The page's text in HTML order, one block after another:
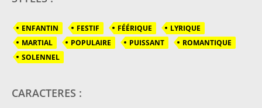
ENFANTIN FESTIF FÉÉRIQUE
LYRIQUE
MARTIAL
POPULAIRE PUISSANT
ROMANTIQUE
SOLENNEL
CARACTERES :